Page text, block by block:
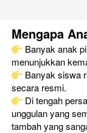
Mengapa
Banyak anak
menunjukkan
Banyak siswa
secara resmi.
Di tengah
unggulan yang
tambah yang